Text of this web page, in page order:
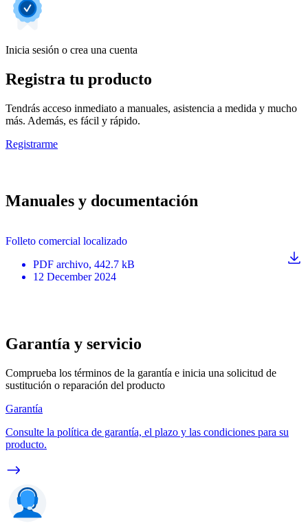
Inicia sesión o crea una cuenta
Registra tu producto
Tendrás acceso inmediato a manuales, asistencia a medida y mucho
más. Además, es fácil y rápido.
Registrarme
Manuales y documentación
Folleto comercial localizado
PDF archivo, 442.7 kB
12 December 2024
Garantía y servicio
Comprueba los términos de la garantía e inicia una solicitud de
sustitución o reparación del producto
Garantía
Consulte la política de garantía, el plazo y las condiciones para su
producto.